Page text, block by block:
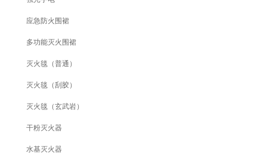
应急防火围裙
多功能灭火围裙
灭火毯（普通）
灭火毯（刮胶）
灭火毯（玄武岩）
干粉灭火器
水基灭火器